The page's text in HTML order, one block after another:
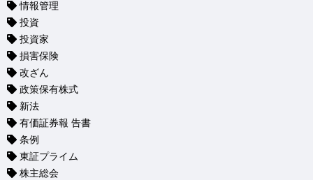
情報管理
投資
投資家
損害保険
改ざん
政策保有株式
新法
有価証券報 告書
条例
東証プライム
株主総会